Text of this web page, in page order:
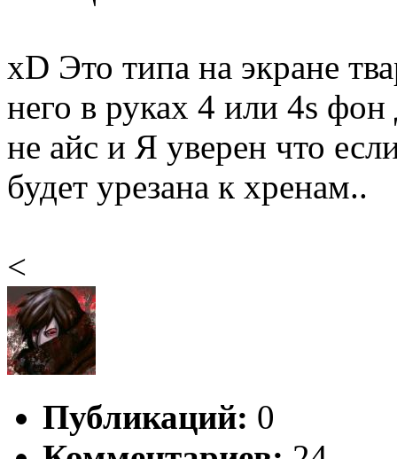
xD Это типа на экране
него в руках 4 или 4s
не айс и Я уверен что
будет урезана к хренам..
<
Публикаций: 0